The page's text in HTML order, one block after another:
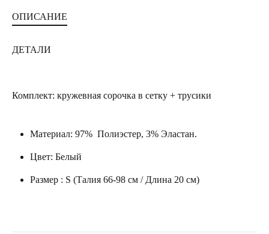
ОПИСАНИЕ
ДЕТАЛИ
Комплект: кружевная сорочка в сетку + трусики
Материал: 97% Полиэстер, 3% Эластан.
Цвет: Белый
Размер : S (Талия 66-98 см / Длина 20 см)